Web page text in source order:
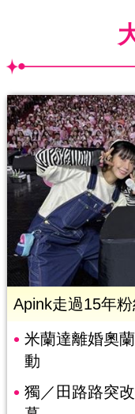
Apink走過15年
米蘭達離婚奧
動
獨／田路路突